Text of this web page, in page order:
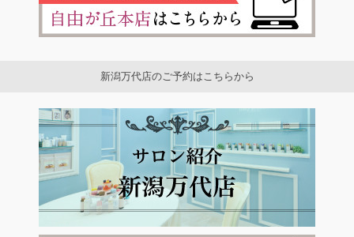
新潟万代店のご予約はこちらから